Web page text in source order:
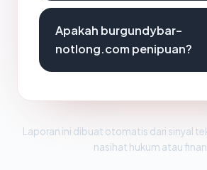
Apakah burgundybar-
notlong.com penipuan?
Laporan ini dibuat otomatis dari sinyal
nasihat hukum atau